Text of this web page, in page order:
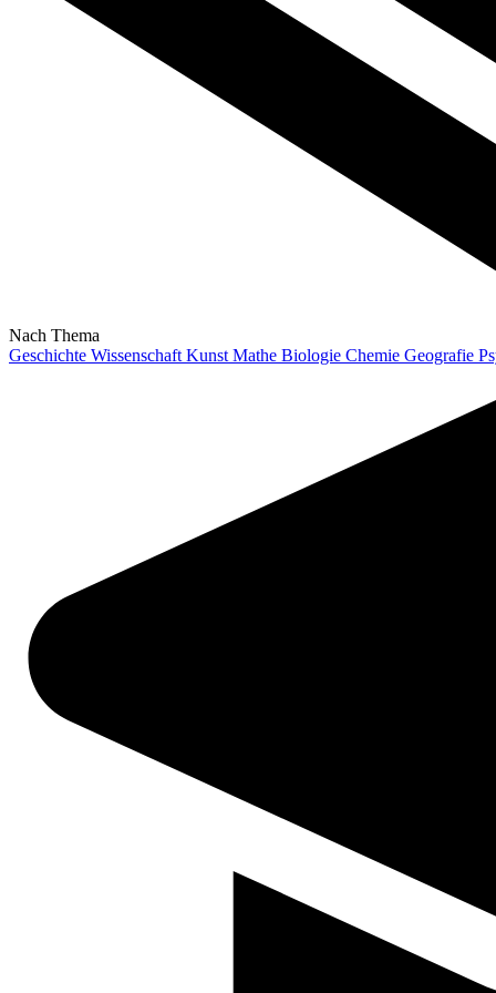
Nach Thema
Geschichte Wissenschaft Kunst Mathe Biologie Chemie Geografie